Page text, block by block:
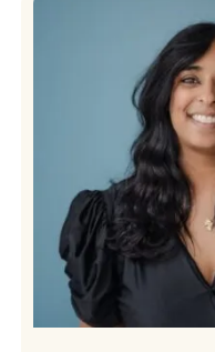
tilbake!